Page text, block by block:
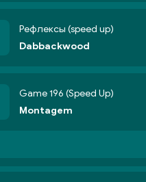
Рефлексы (speed up)
Dabbackwood
Game 196 (Speed Up)
Montagem